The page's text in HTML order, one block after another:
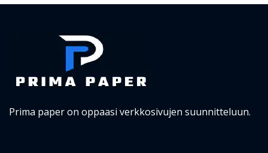
Prima paper on oppaasi verkkosivujen suunnitteluun.